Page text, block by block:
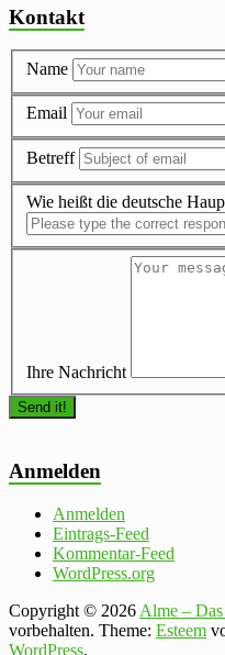
Kontakt
Name
Email
Betreff
Wie heißt die deutsche
Ihre Nachricht
Anmelden
Anmelden
Eintrags-Feed
Kommentar-Feed
WordPress.org
Copyright © 2026 Alme –
vorbehalten. Theme: Esteem
WordPress.